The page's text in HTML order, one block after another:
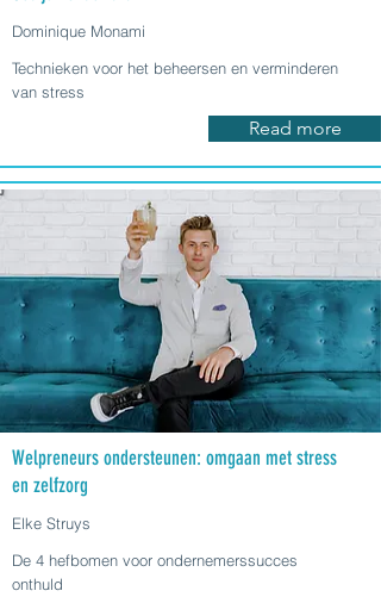
Dominique Monami
Technieken voor het beheersen en verminderen
van stress
Read more
Welpreneurs ondersteunen: omgaan met stress
en zelfzorg
Elke Struys
De 4 hefbomen voor ondernemerssucces
onthuld